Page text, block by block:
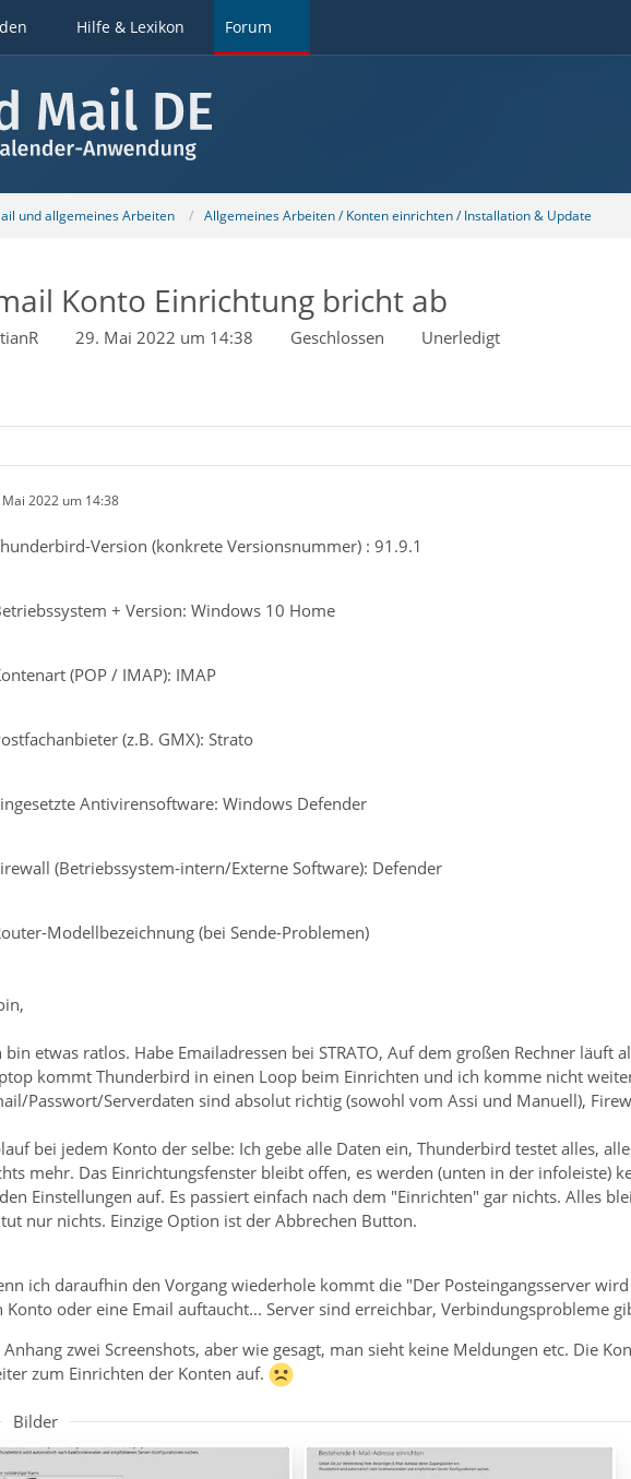
Hilfe & Lexikon Forum
und allgemeines Arbeiten Allgemeines Arbeiten / Konten einrichten / Installation & Update
Konto Einrichtung bricht ab
29. Mai 2022 um 14:38 Geschlossen Unerledigt
2022 um 14:38
Version (konkrete Versionsnummer) : 91.9.1
+ Version: Windows 10 Home
(POP / IMAP): IMAP
(z.B. GMX): Strato
Antivirensoftware: Windows Defender
(Betriebssystem-intern/Externe Software): Defender
Modellbezeichnung (bei Sende-Problemen)
bin etwas ratlos. Habe Emailadressen bei STRATO, Auf dem großen Rechner
kommt Thunderbird in einen Loop beim Einrichten und ich komme nicht
Passwort/Serverdaten sind absolut richtig (sowohl vom Assi und Manuell),
bei jedem Konto der selbe: Ich gebe alle Daten ein, Thunderbird testet alles,
mehr. Das Einrichtungsfenster bleibt offen, es werden (unten in der infoleiste)
Einstellungen auf. Es passiert einfach nach dem "Einrichten" gar nichts. Alles
tut nur nichts. Einzige Option ist der Abbrechen Button.
ich daraufhin den Vorgang wiederhole kommt die "Der Posteingangsserver
Konto oder eine Email auftaucht... Server sind erreichbar, Verbindungsprobleme
Anhang zwei Screenshots, aber wie gesagt, man sieht keine Meldungen etc. Die
zum Einrichten der Konten auf.
Bilder